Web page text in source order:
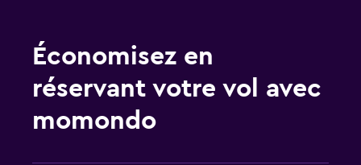
Économisez en
réservant votre vol avec
momondo